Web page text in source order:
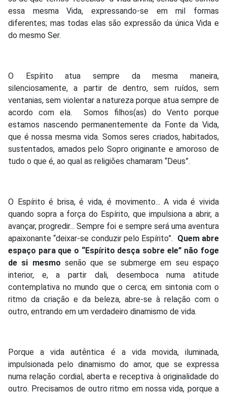
essa mesma Vida, expressando-se em mil formas
diferentes; mas todas elas são expressão da única Vida e
do mesmo Ser.
O Espírito atua sempre da mesma maneira,
silenciosamente, a partir de dentro, sem ruídos, sem
ventanias, sem violentar a natureza porque atua sempre de
acordo com ela. Somos filhos(as) do Vento porque
estamos nascendo permanentemente da Fonte da Vida,
que é nossa mesma vida. Somos seres criados, habitados,
sustentados, amados pelo Sopro originante e amoroso de
tudo o que é, ao qual as religiões chamaram “Deus”.
O Espírito é brisa, é vida, é movimento... A vida é vivida
quando sopra a força do Espírito, que impulsiona a abrir, a
avançar, progredir... Sempre foi e sempre será uma aventura
apaixonante “deixar-se conduzir pelo Espírito”. Quem abre
espaço para que o “Espírito desça sobre ele” não foge
de si mesmo senão que se submerge em seu espaço
interior, e, a partir dali, desemboca numa atitude
contemplativa no mundo que o cerca; em sintonia com o
ritmo da criação e da beleza, abre-se à relação com o
outro, entrando em um verdadeiro dinamismo de vida.
Porque a vida autêntica é a vida movida, iluminada,
impulsionada pelo dinamismo do amor, que se expressa
numa relação cordial, aberta e receptiva à originalidade do
outro. Precisamos de outro ritmo em nossa vida, porque a